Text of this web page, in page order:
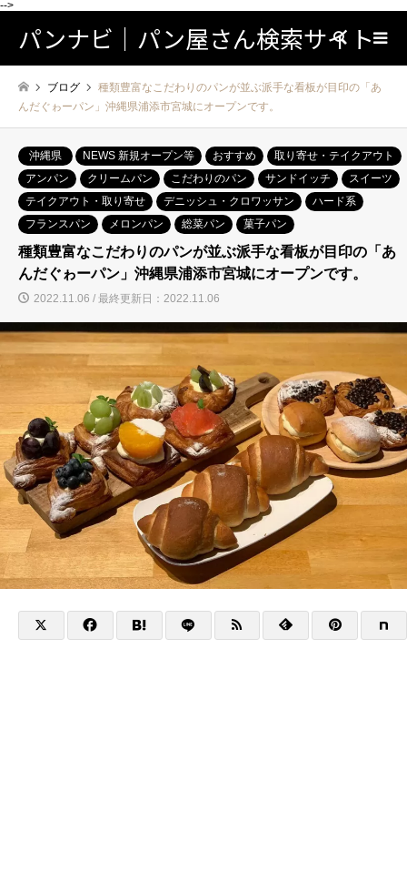
-->
パンナビ｜パン屋さん検索サイト検索
ブログ
種類豊富なこだわりのパンが並ぶ派手な看板が目印の「あ
んだぐゎーパン」沖縄県浦添市宮城にオープンです。
沖縄県 NEWS 新規オープン等 おすすめ
取り寄せ・テイクアウト
アンパン
クリームパン こだわりのパン サンドイッチ
スイーツ
テイクアウト・取り寄せ
デニッシュ・クロワッサン
ハード系
フランスパン
メロンパン 総菜パン 菓子パン
種類豊富なこだわりのパンが並ぶ派手な看板が目印の「あ
んだぐゎーパン」沖縄県浦添市宮城にオープンです。
2022.11.06 / 最終更新日：2022.11.06